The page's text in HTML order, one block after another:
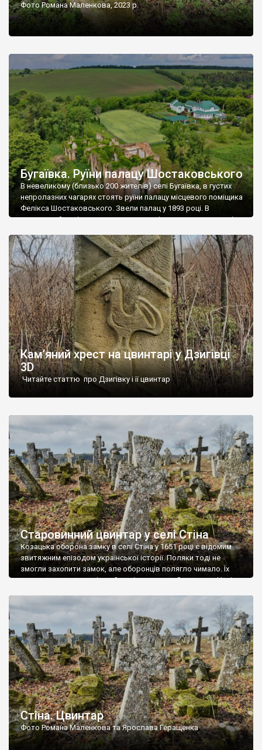
Фото Романа Маленкова, 2023 р.
Бугаївка. Руїни палацу Шостаковського
В невеликому (близько 200 жителів) селі Бугаївка, в густих
непролазних чагарях стоять руїни палацу місцевого поміщика
Фелікса Шостаковського. Звели палац у 1893 році. В
радянський період у ньому спочатку містилася школа, потім
століття тут розмістили туберкульозну лікарню. Коли із
палацу виїхала лікарня – ми точно не […]
Кам’яний хрест на цвинтарі у Дзигівці
3D
Читайте статтю про Дзигівку і її цвинтар
Старовинний цвинтар у селі Стіна
Козацька оборона замку в селі Стіна у 1651 році є відомим
звитяжним епізодом української історії. Поляки тоді не
змогли захопити замок, але оборонців полягло чимало. Їх
поховали на цвинтарі, який тоді називався Замковим. Нині на
ньому чимало хрестів 19 століття, є такі, де епітафії стер […]
Стіна. Цвинтар
Фото Романа Маленкова та Ярослава Геращенка